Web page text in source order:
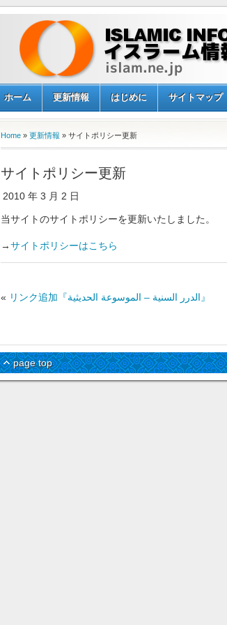
ホーム 更新情報 はじめに サイトマップ
Home » 更新情報 » サイトポリシー更新
サイトポリシー更新
2010 年 3 月 2 日
当サイトのサイトポリシーを更新いたしました。
→サイトポリシーはこちら
« リンク追加『الدرر السنية – الموسوعة الحديثية』
page top